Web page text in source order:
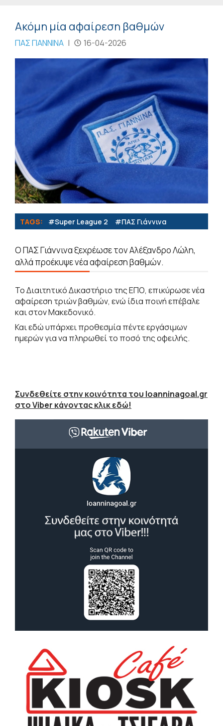
Ακόμη μία αφαίρεση βαθμών
ΠΑΣ ΓΙΑΝΝΙΝΑ | 16-04-2026
TAGS: #Super League 2 #ΠΑΣ Γιάννινα
Ο ΠΑΣ Γιάννινα ξεχρέωσε τον Αλέξανδρο Λώλη,
αλλά προέκυψε νέα αφαίρεση βαθμών.
Το Διαιτητικό Δικαστήριο της ΕΠΟ, επικύρωσε νέα
αφαίρεση τριών βαθμών, ενώ ίδια ποινή επέβαλε
και στον Μακεδονικό.
Και εδώ υπάρχει προθεσμία πέντε εργάσιμων
ημερών για να πληρωθεί το ποσό της οφειλής.
Συνδεθείτε στην κοινότητα του Ioanninagoal.gr
στο Viber κάνοντας κλικ εδώ!